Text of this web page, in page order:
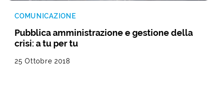
COMUNICAZIONE
Pubblica amministrazione e gestione della
crisi: a tu per tu
25 Ottobre 2018